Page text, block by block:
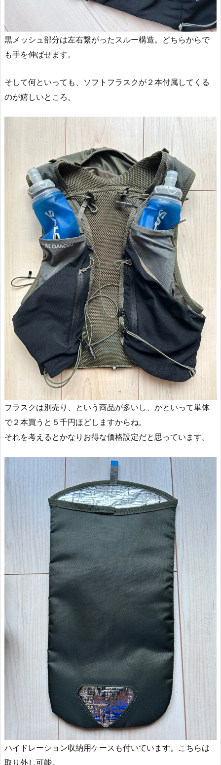
黒メッシュ部分は左右繋がったスルー構造。どちらからで
も手を伸ばせます。
そして何といっても、ソフトフラスクが２本付属してくる
のが嬉しいところ。
フラスクは別売り、という商品が多いし、かといって単体
で２本買うと５千円ほどしますからね。
それを考えるとかなりお得な価格設定だと思っています。
ハイドレーション収納用ケースも付いています。こちらは
取り外し可能。